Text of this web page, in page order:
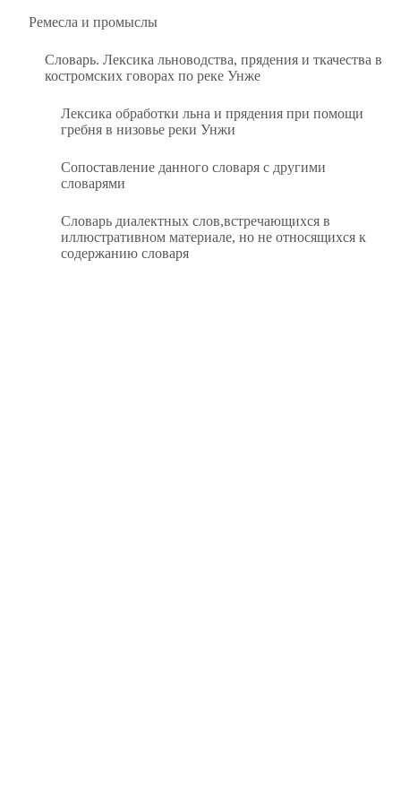
Ремесла и промыслы
Словарь. Лексика льноводства, прядения и ткачества в
костромских говорах по реке Унже
Лексика обработки льна и прядения при помощи
гребня в низовье реки Унжи
Сопоставление данного словаря с другими
словарями
Словарь диалектных слов,встречающихся в
иллюстративном материале, но не относящихся к
содержанию словаря